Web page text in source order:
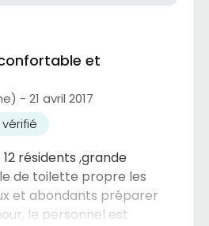
et
- 21 avril 2017
résidents ,grande
de toilette propre les
et abondants préparer
le personnel est